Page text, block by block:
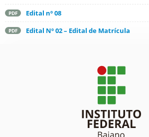
PDF Edital nº 08
PDF Edital Nº 02 – Edital de Matrícula